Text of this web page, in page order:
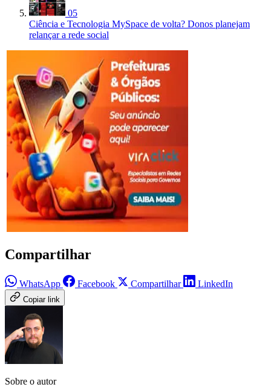
05
Ciência e Tecnologia MySpace de volta? Donos planejam
relançar a rede social
Compartilhar
WhatsApp Facebook Compartilhar LinkedIn
Copiar link
Sobre o autor